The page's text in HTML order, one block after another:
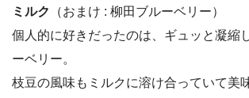
ミルク
（おまけ : 柳田ブルーベリー）
個人的に好きだったのは、ギュッと凝縮
ーベリー。
枝豆の風味もミルクに溶け合っていて美